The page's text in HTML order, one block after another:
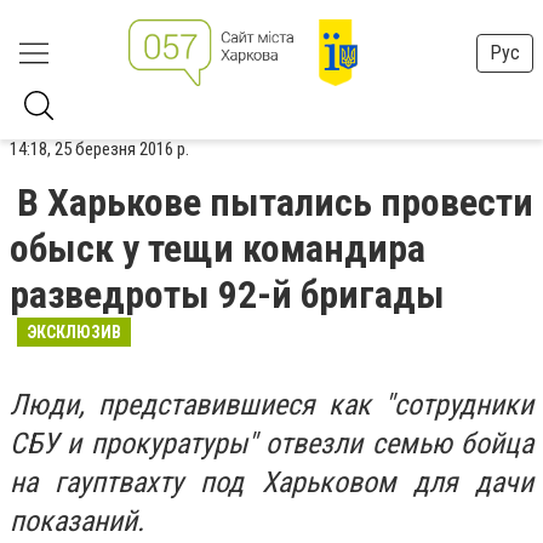
Рус
14:18, 25 березня 2016 р.
В Харькове пытались провести
обыск у тещи командира
разведроты 92-й бригады
ЭКСКЛЮЗИВ
Люди, представившиеся как "сотрудники
СБУ и прокуратуры" отвезли семью бойца
на гауптвахту под Харьковом для дачи
показаний.